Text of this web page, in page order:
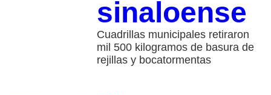
sinaloense
Cuadrillas municipales retiraron
mil 500 kilogramos de basura de
rejillas y bocatormentas